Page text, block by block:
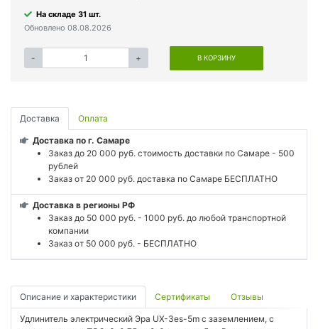
На складе 31 шт.
Обновлено 08.08.2026
- + В КОРЗИНУ
Доставка Оплата
Доставка по г. Самаре
Заказ до 20 000 руб. стоимость доставки по Самаре - 500
рублей
Заказ от 20 000 руб. доставка по Самаре БЕСПЛАТНО
Доставка в регионы РФ
Заказ до 50 000 руб. - 1000 руб. до любой транспортной
компании
Заказ от 50 000 руб. - БЕСПЛАТНО
Описание и характеристики Сертификаты Отзывы
Удлинитель электрический Эра UX-3es-5m с заземлением, с